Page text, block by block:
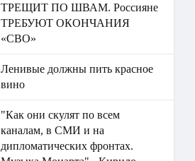
ТРЕЩИТ ПО ШВАМ. Россияне
ТРЕБУЮТ ОКОНЧАНИЯ
«СВО»
Ленивые должны пить красное
вино
"Как они скулят по всем
каналам, в СМИ и на
дипломатических фронтах.